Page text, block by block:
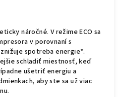
náročné. V režime ECO sa
v porovnaní s
spotreba energie*.
schladiť miestnosť, keď
ušetriť energiu a
aby ste sa už viac